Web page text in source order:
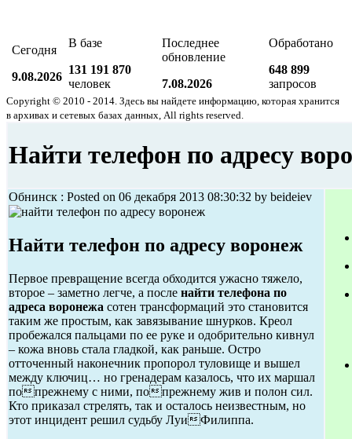
Сегодня
9.08.2026
В базе
131 191 870
человек
Последнее
обновление
7.08.2026
Обработано
648 899
запросов
Copyright © 2010 - 2014. Здесь вы найдете информацию, которая хранится
в архивах и сетевых базах данных, All rights reserved.
Найти телефон по адресу
Обнинск : Posted on 06 декабря 2013 08:30:32 by beideiev
Найти телефон по адресу воронеж
Первое превращение всегда обходится ужасно тяжело,
второе – заметно легче, а после найти телефона по
адреса воронежа сотен трансформаций это становится
таким же простым, как завязывание шнурков. Креол
пробежался пальцами по ее руке и одобрительно кивнул
– кожа вновь стала гладкой, как раньше. Остро
отточенный наконечник пропорол туловище и вышел
между ключиц… но гренадерам казалось, что их маршал
попрежнему с ними, попрежнему жив и полон сил.
Кто приказал стрелять, так и осталось неизвестным, но
этот инцидент решил судьбу ЛуиФилиппа.